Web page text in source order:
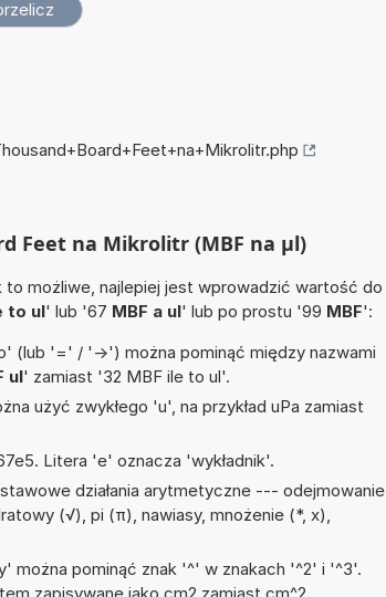
Feet na Mikrolitr (MBF na µl)
możliwe, najlepiej jest wprowadzić wartość do
to ul' lub '67 MBF a ul' lub po prostu '99 MBF':
(lub '=' / '->') można pominąć między nazwami
ul' zamiast '32 MBF ile to ul'.
użyć zwykłego 'u', na przykład uPa zamiast
Litera 'e' oznacza 'wykładnik'.
działania arytmetyczne --- odejmowanie
(√), pi (π), nawiasy, mnożenie (*, x),
można pominąć znak '^' w znakach '^2' i '^3'.